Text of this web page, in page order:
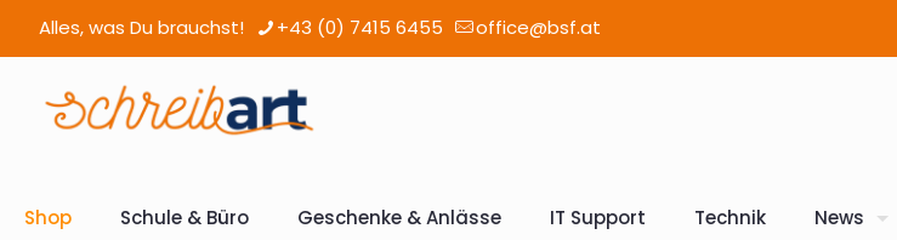
Alles, was Du brauchst! +43 (0) 7415 6455 office@bsf.at
Shop Schule & Büro Geschenke & Anlässe IT Support Technik News